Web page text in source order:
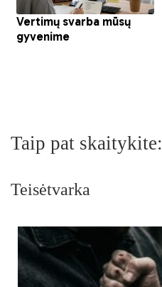
Taip pat skaitykite:
Teisėtvarka